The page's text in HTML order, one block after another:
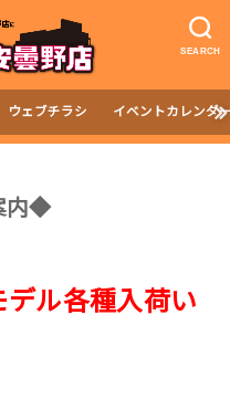
SEARCH
ウェブチラシ イベントカレンダ
内◆
デル各種入荷い